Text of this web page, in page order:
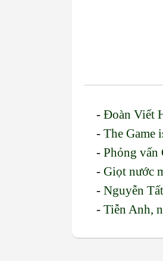
-Đoàn Viết
-The Game
-Phỏng vấn
-Giọt nước
-Nguyễn
-Tiễn Anh,